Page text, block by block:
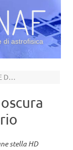
di astrofisica
IL TURBOLENTO DISCO CIRCUMSTELLARE DELLA GIOVANE STELLA HD166191
stella HD